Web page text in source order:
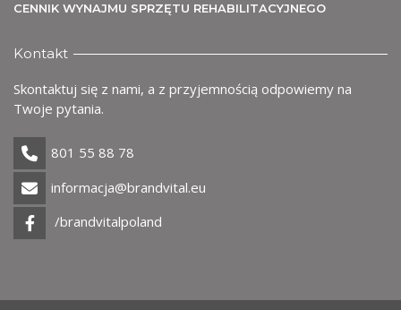
CENNIK WYNAJMU SPRZĘTU REHABILITACYJNEGO
Kontakt
Skontaktuj się z nami, a z przyjemnością odpowiemy na
Twoje pytania.
801 55 88 78
informacja@brandvital.eu
/brandvitalpoland